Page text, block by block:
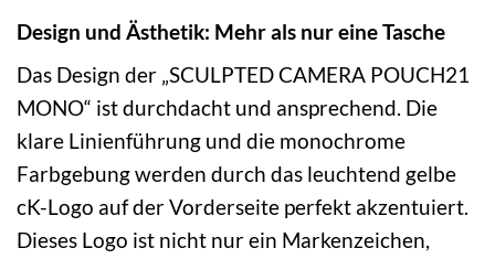
Design und Ästhetik: Mehr als nur eine Tasche
Das Design der „SCULPTED CAMERA POUCH21
MONO“ ist durchdacht und ansprechend. Die
klare Linienführung und die monochrome
Farbgebung werden durch das leuchtend gelbe
cK-Logo auf der Vorderseite perfekt akzentuiert.
Dieses Logo ist nicht nur ein Markenzeichen,